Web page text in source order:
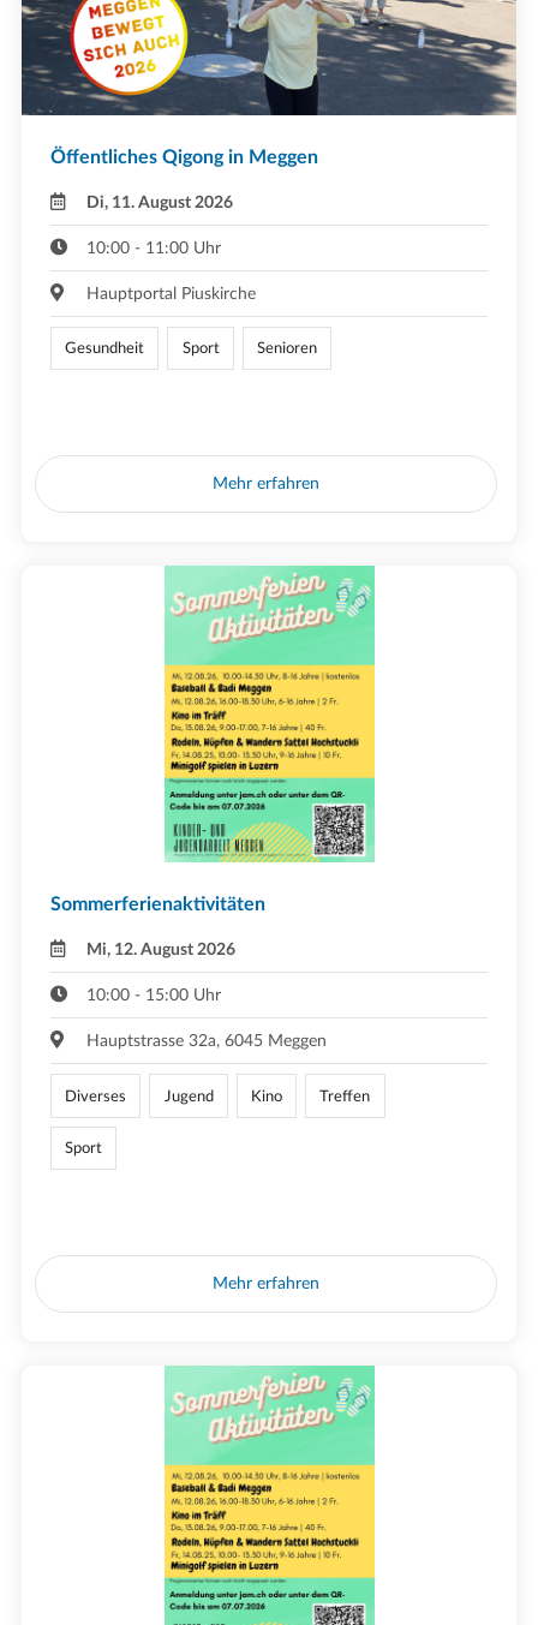
Öffentliches Qigong in Meggen
Di, 11. August 2026
10:00 - 11:00 Uhr
Hauptportal Piuskirche
Gesundheit Sport Senioren
Mehr erfahren
Sommerferienaktivitäten
Mi, 12. August 2026
10:00 - 15:00 Uhr
Hauptstrasse 32a, 6045 Meggen
Diverses Jugend Kino Treffen
Sport
Mehr erfahren